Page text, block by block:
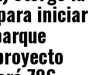
iniciar